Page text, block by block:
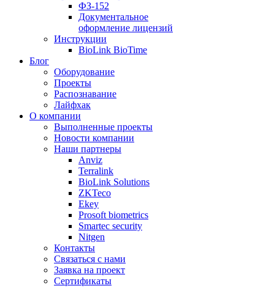
ФЗ-152
Документальное
оформление лицензий
Инструкции
BioLink BioTime
Блог
Оборудование
Проекты
Распознавание
Лайфхак
О компании
Выполненные проекты
Новости компании
Наши партнеры
Anviz
Terralink
BioLink Solutions
ZKTeco
Ekey
Prosoft biometrics
Smartec security
Nitgen
Контакты
Связаться с нами
Заявка на проект
Сертификаты